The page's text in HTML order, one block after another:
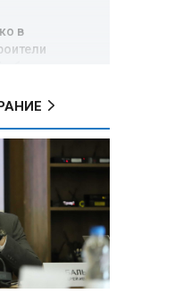
в
труда
не принесла